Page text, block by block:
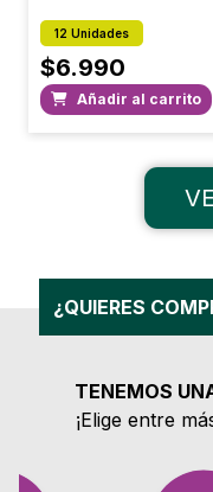
12 Unidades
$6.990
Añadir al carrito
¿QUIERES
TENEMOS
¡Elige entre